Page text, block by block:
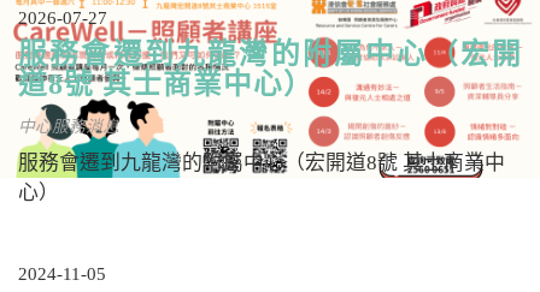
2026-07-27
服務會遷到九龍灣的附屬中心（宏開
道8號 其士商業中心）
中心服務消息
服務會遷到九龍灣的附屬中心（宏開道8號 其士商業中
心）
2024-11-05